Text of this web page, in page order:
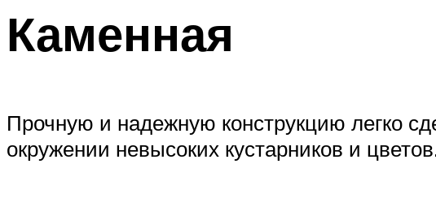
Каменная
Прочную и надежную конструкцию легко
окружении невысоких кустарников и